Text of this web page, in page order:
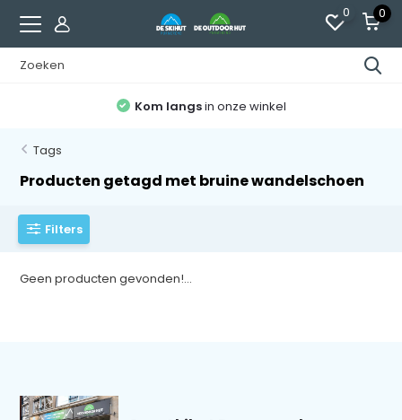
0 0
Kom langsin onze winkel
Tags
Producten getagd met bruine wandelschoen
Filters
Geen producten gevonden!...